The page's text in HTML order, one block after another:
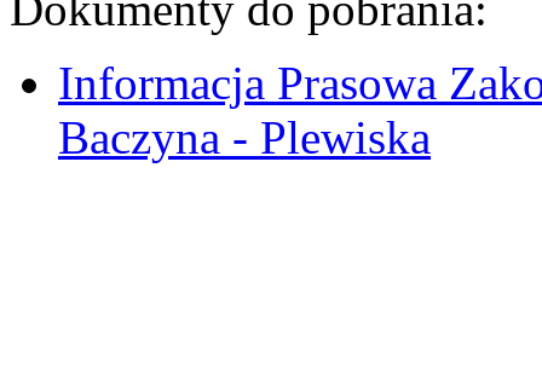
Informacja Prasowa
Baczyna - Plewiska